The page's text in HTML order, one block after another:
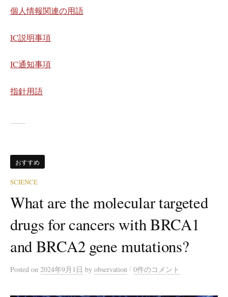
個人情報関連の用語
IC説明事項
IC通知事項
指針用語
おすすめ
SCIENCE
What are the molecular targeted
drugs for cancers with BRCA1
and BRCA2 gene mutations?
Posted on 2024年9月1日 by observation / 0件のコメント